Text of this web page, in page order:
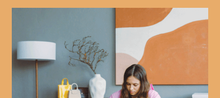
NEWSLETTER